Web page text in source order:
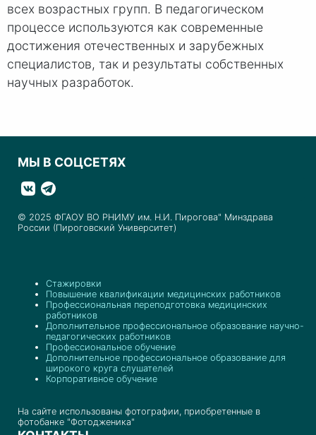
всех возрастных групп. В педагогическом
процессе используются как современные
достижения отечественных и зарубежных
специалистов, так и результаты собственных
научных разработок.
МЫ В СОЦСЕТЯХ
© 2025 ФГАОУ ВО РНИМУ им. Н.И. Пирогова" Минздрава
России (Пироговский Университет)
Стажировки
Повышение квалификации медицинских работников
Профессиональная переподготовка медицинских
работников
Дополнительное профессиональное образование научно-
педагогических работников
Профессиональное обучение
Дополнительное профессиональное образование для
широкого круга слушателей
Корпоративное обучение
На сайте использованы фотографии, приобретенные в
фотобанке "Фотодженика"